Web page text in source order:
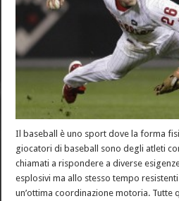
Il baseball è uno sport dove la forma
giocatori di baseball sono degli atleti
chiamati a rispondere a diverse
esplosivi ma allo stesso tempo
un’ottima coordinazione motoria. Tutte